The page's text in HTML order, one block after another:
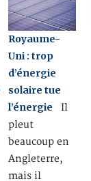
Royaume-
Uni : trop
d’énergie
solaire tue
l’énergie Il
pleut
beaucoup en
Angleterre,
mais il